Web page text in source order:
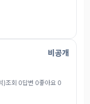
비공개
)조회 0답변 0좋아요 0